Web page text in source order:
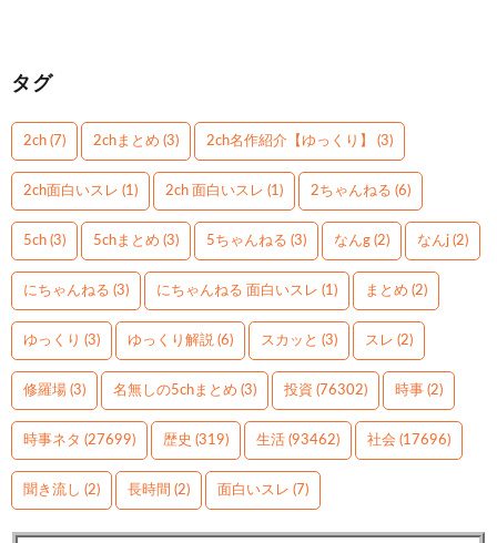
タグ
2ch (7) 2chまとめ (3) 2ch名作紹介【ゆっくり】 (3)
2ch面白いスレ (1) 2ch 面白いスレ (1) 2ちゃんねる (6)
5ch (3) 5chまとめ (3) 5ちゃんねる (3) なんg (2) なんj (2)
にちゃんねる (3) にちゃんねる 面白いスレ (1) まとめ (2)
ゆっくり (3) ゆっくり解説 (6) スカッと (3) スレ (2)
修羅場 (3) 名無しの5chまとめ (3) 投資 (76302) 時事 (2)
時事ネタ (27699) 歴史 (319) 生活 (93462) 社会 (17696)
聞き流し (2) 長時間 (2) 面白いスレ (7)